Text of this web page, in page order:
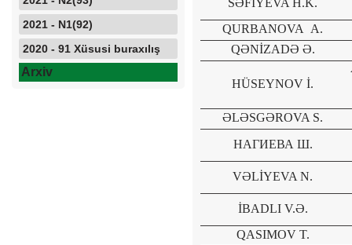
2021 - N1(92)
2020 - 91 Xüsusi buraxılış
Arxiv
SƏFİYEVA H.K.
QURBANOVA
A.
QƏNİZADƏ Ə.
HÜSEYNOV İ.
ƏLƏSGƏROVA S.
НАГИЕВА Ш.
VƏLİYEVA N.
İBADLI V.Ə.
QASIMOV T.